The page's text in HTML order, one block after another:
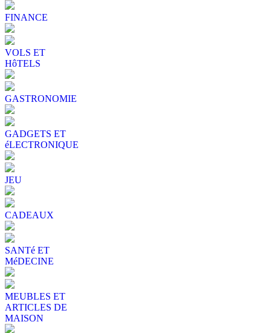
FINANCE
VOLS ET
HôTELS
GASTRONOMIE
GADGETS ET
éLECTRONIQUE
JEU
CADEAUX
SANTé ET
MéDECINE
MEUBLES ET
ARTICLES DE
MAISON